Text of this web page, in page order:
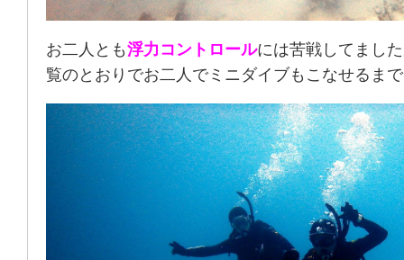
お二人とも浮力コントロールには苦戦してまし
覧のとおりでお二人でミニダイブもこなせるま